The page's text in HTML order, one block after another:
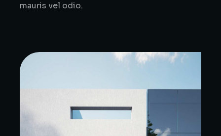
mauris vel odio.